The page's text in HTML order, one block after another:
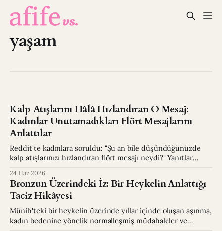
yaşam
Kalp Atışlarını Hâlâ Hızlandıran O Mesaj:
Kadınlar Unutamadıkları Flört Mesajlarını
Anlattılar
Reddit'te kadınlara soruldu: "Şu an bile düşündüğünüzde
kalp atışlarınızı hızlandıran flört mesajı neydi?" Yanıtlar
24 Haz 2026
Bronzun Üzerindeki İz: Bir Heykelin Anlattığı
Taciz Hikâyesi
Münih'teki bir heykelin üzerinde yıllar içinde oluşan aşınma,
kadın bedenine yönelik normalleşmiş müdahaleler ve